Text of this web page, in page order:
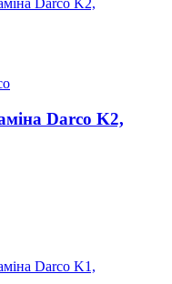
Darco K2,